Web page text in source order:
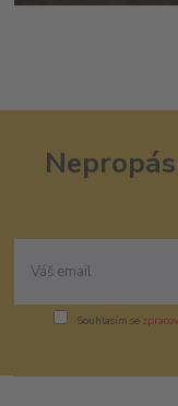
Souhlasím se